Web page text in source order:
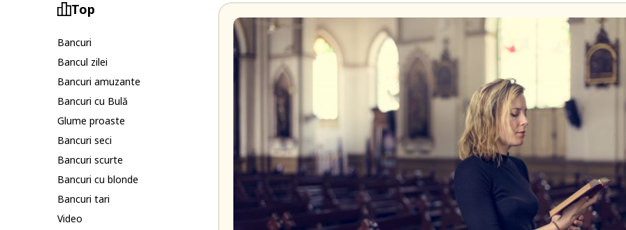
Top
Bancuri
Bancul zilei
Bancuri amuzante
Bancuri cu Bulă
Glume proaste
Bancuri seci
Bancuri scurte
Bancuri cu blonde
Bancuri tari
Video